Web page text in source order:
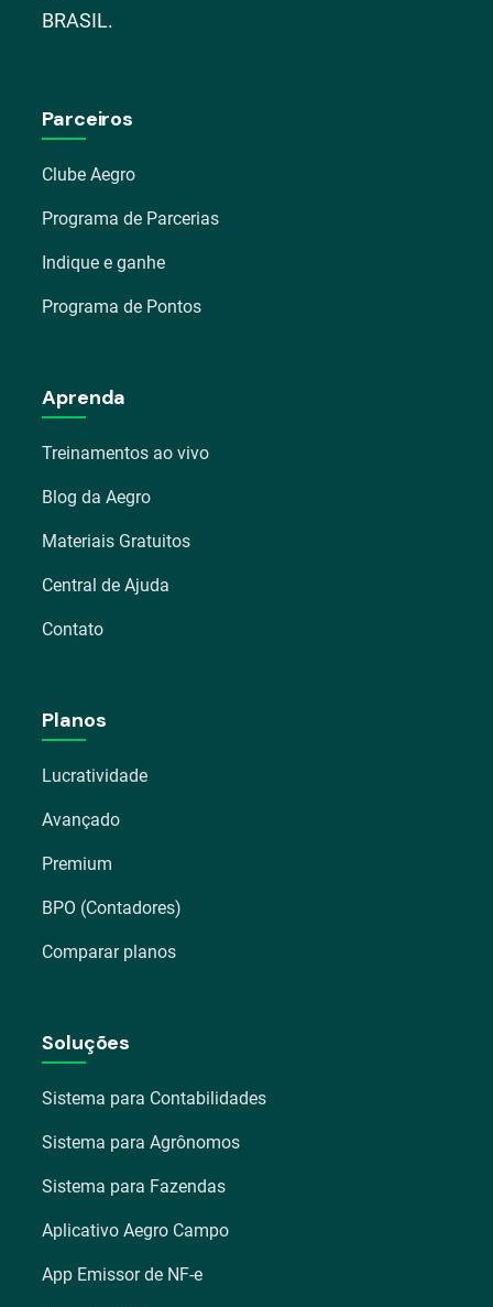
BRASIL.
Parceiros
Clube Aegro
Programa de Parcerias
Indique e ganhe
Programa de Pontos
Aprenda
Treinamentos ao vivo
Blog da Aegro
Materiais Gratuitos
Central de Ajuda
Contato
Planos
Lucratividade
Avançado
Premium
BPO (Contadores)
Comparar planos
Soluções
Sistema para Contabilidades
Sistema para Agrônomos
Sistema para Fazendas
Aplicativo Aegro Campo
App Emissor de NF-e